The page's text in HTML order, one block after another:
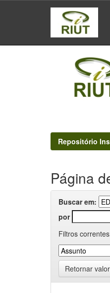
navigation
Repositório
Página
Buscar em:
por
Filtros
Retornar